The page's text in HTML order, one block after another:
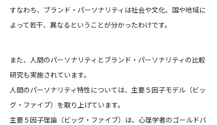
すなわち、ブランド・パーソナリティは社会や文化、国や地域に
よって若干、異なるということが分かったわけです。
また、人間のパーソナリティとブランド・パーソナリティの比較
研究も実施されています。
人間のパーソナリティ特性については、主要５因子モデル（ビッ
グ・ファイブ）を取り上げています。
主要５因子理論（ビッグ・ファイブ）は、心理学者のゴールドバ